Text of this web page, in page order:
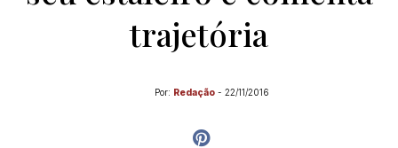
trajetória
Por: Redação - 22/11/2016